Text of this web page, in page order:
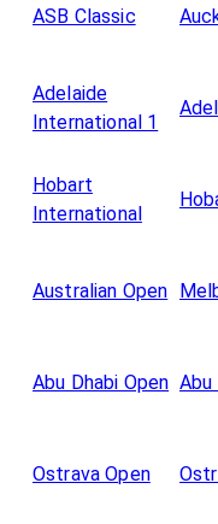
ASB Classic
Adelaide
International 1
Hobart
International
Australian Open
Abu Dhabi Open Abu
Ostrava Open